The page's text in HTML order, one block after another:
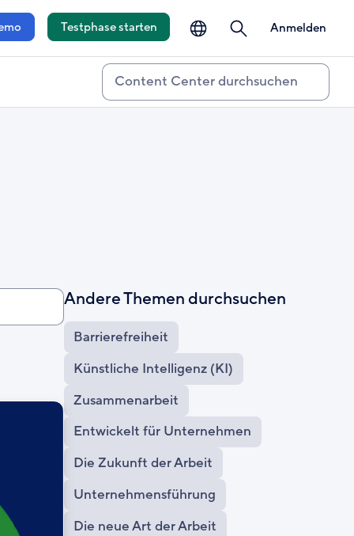
Testphase starten Anmelden
Suche
Andere Themen durchsuchen
Barrierefreiheit
Künstliche Intelligenz (KI)
Zusammenarbeit
Entwickelt für Unternehmen
Die Zukunft der Arbeit
Unternehmensführung
Die neue Art der Arbeit